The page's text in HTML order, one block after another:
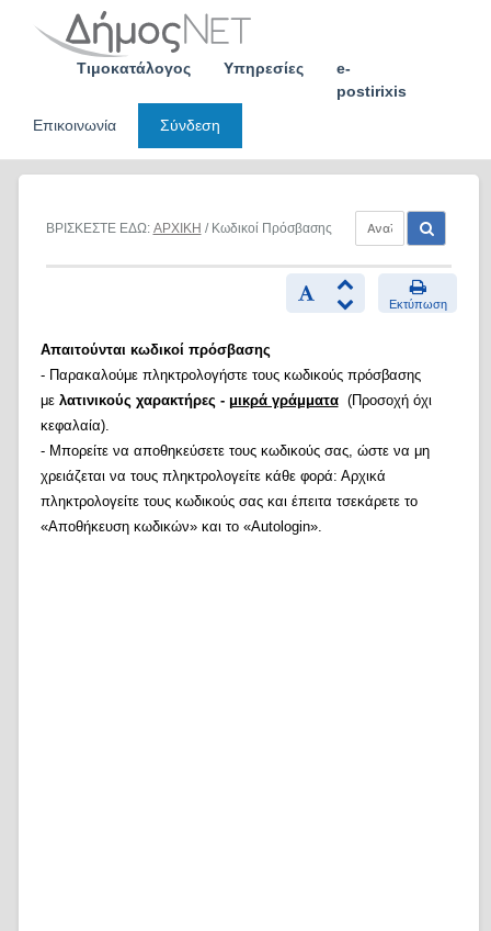
Τιμοκατάλογος Υπηρεσίες
e-
postirixis
Επικοινωνία
Σύνδεση
ΒΡΙΣΚΕΣΤΕ ΕΔΩ: ΑΡΧΙΚΗ / Κωδικοί Πρόσβασης
Εκτύπωση
Απαιτούνται κωδικοί πρόσβασης
- Παρακαλούμε πληκτρολογήστε τους κωδικούς πρόσβασης
με λατινικούς χαρακτήρες - μικρά γράμματα(Προσοχή όχι
κεφαλαία).
- Μπορείτε να αποθηκεύσετε τους κωδικούς σας, ώστε να μη
χρειάζεται να τους πληκτρολογείτε κάθε φορά: Αρχικά
πληκτρολογείτε τους κωδικούς σας και έπειτα τσεκάρετε το
«Αποθήκευση κωδικών» και το «Autologin».